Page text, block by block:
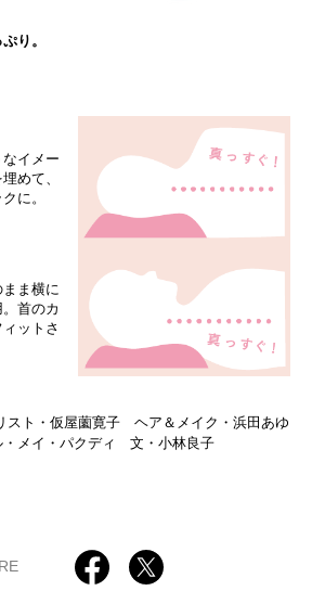
り。
イメー
めて、
に。
ま横に
首のカ
ットさ
ト・仮屋薗寛子 ヘア＆メイク・浜田あゆ
メイ・パクディ 文・小林良子